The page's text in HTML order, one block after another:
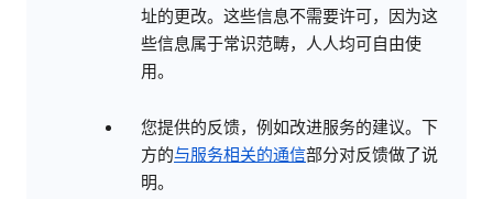
址的更改。这些信息不需要许可，因为这
些信息属于常识范畴，人人均可自由使
用。
您提供的反馈，例如改进服务的建议。下
方的与服务相关的通信部分对反馈做了说
明。